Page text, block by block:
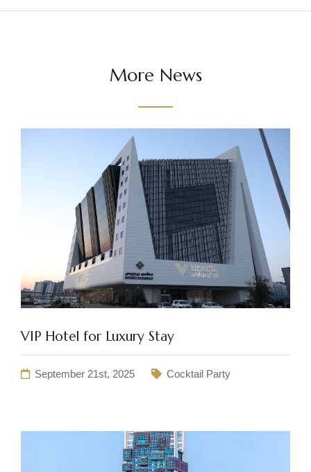
More News
VIP Hotel for Luxury Stay
September 21st, 2025 Cocktail Party